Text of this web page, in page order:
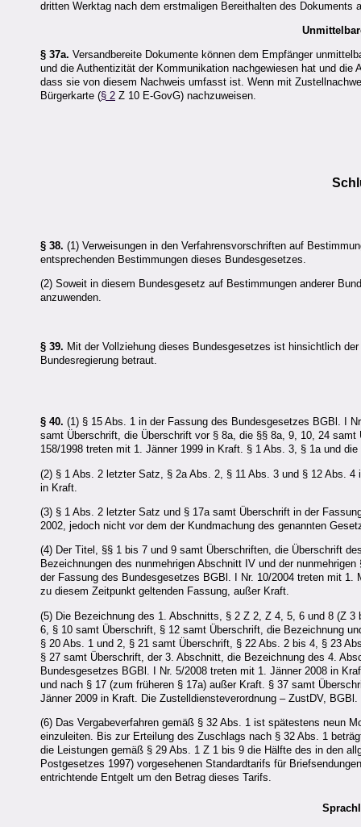
dritten Werktag nach dem erstmaligen Bereithalten des Dokuments
§ 37a. Versandbereite Dokumente können dem Empfänger
und die Authentizität der Kommunikation nachgewiesen hat und
dass sie von diesem Nachweis umfasst ist. Wenn mit
Bürgerkarte (§ 2 Z 10 E-GovG) nachzuweisen.
§ 38. (1) Verweisungen in den Verfahrensvorschriften auf
entsprechenden Bestimmungen dieses Bundesgesetzes.
(2) Soweit in diesem Bundesgesetz auf Bestimmungen anderer
anzuwenden.
§ 39. Mit der Vollziehung dieses Bundesgesetzes ist hinsichtlich der
Bundesregierung betraut.
§ 40. (1) § 15 Abs. 1 in der Fassung des Bundesgesetzes BGBl. I
samt Überschrift, die Überschrift vor § 8a, die §§ 8a, 9, 10, 24
158/1998 treten mit 1. Jänner 1999 in Kraft. § 1 Abs. 3, § 1a und
(2) § 1 Abs. 2 letzter Satz, § 2a Abs. 2, § 11 Abs. 3 und § 12 Abs.
in Kraft.
(3) § 1 Abs. 2 letzter Satz und § 17a samt Überschrift in der
2002, jedoch nicht vor dem der Kundmachung des genannten
(4) Der Titel, §§ 1 bis 7 und 9 samt Überschriften, die Überschrift
Bezeichnungen des nunmehrigen Abschnitt IV und der
der Fassung des Bundesgesetzes BGBl. I Nr. 10/2004 treten mit
zu diesem Zeitpunkt geltenden Fassung, außer Kraft.
(5) Die Bezeichnung des 1. Abschnitts, § 2 Z 2, Z 4, 5, 6 und 8 (Z
6, § 10 samt Überschrift, § 12 samt Überschrift, die Bezeichnung
§ 20 Abs. 1 und 2, § 21 samt Überschrift, § 22 Abs. 2 bis 4, § 23
§ 27 samt Überschrift, der 3. Abschnitt, die Bezeichnung des 4.
Bundesgesetzes BGBl. I Nr. 5/2008 treten mit 1. Jänner 2008 in
und nach § 17 (zum früheren § 17a) außer Kraft. § 37 samt
Jänner 2009 in Kraft. Die Zustelldiensteverordnung – ZustDV,
(6) Das Vergabeverfahren gemäß § 32 Abs. 1 ist spätestens neun
einzuleiten. Bis zur Erteilung des Zuschlags nach § 32 Abs. 1
die Leistungen gemäß § 29 Abs. 1 Z 1 bis 9 die Hälfte des in den
Postgesetzes 1997) vorgesehenen Standardtarifs für
entrichtende Entgelt um den Betrag dieses Tarifs.